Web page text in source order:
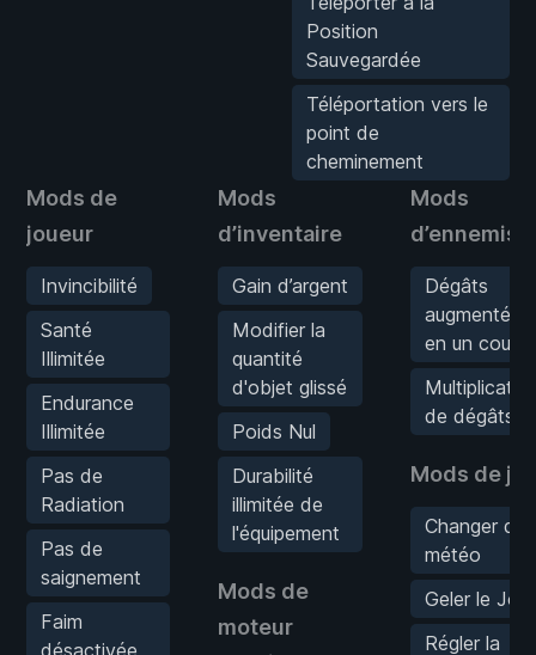
Position
Sauvegardée
Téléportation vers le
point de
cheminement
Mods de
joueur
Invincibilité
Santé
Illimitée
Endurance
Illimitée
Pas de
Radiation
Pas de
saignement
Faim
Mods
d’inventaire
Gain d’argent
Modifier la
quantité
d'objet glissé
Poids Nul
Durabilité
illimitée de
l'équipement
Mods de
moteur
Mods
d’ennemis
Dégâts
augmentés/
en un coup
de dégâts
Mods de
Changer de
météo
Geler le Jour
Régler la